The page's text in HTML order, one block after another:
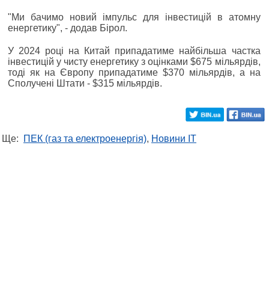
"Ми бачимо новий імпульс для інвестицій в атомну
енергетику", - додав Бірол.
У 2024 році на Китай припадатиме найбільша частка
інвестицій у чисту енергетику з оцінками $675 мільярдів,
тоді як на Європу припадатиме $370 мільярдів, а на
Сполучені Штати - $315 мільярдів.
Ще: ПЕК (газ та електроенергія), Новини IT